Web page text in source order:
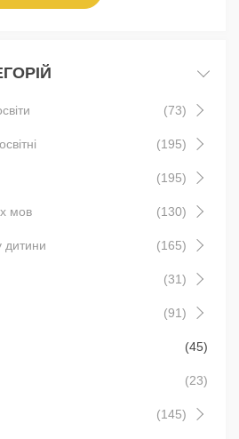
(73)
(195)
(195)
мов (130)
дитини (165)
(31)
(91)
(45)
(23)
(145)